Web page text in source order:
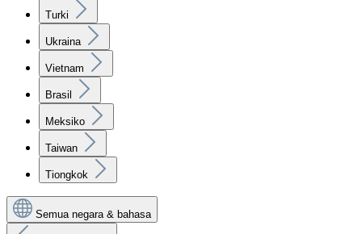
Turki
Ukraina
Vietnam
Brasil
Meksiko
Taiwan
Tiongkok
Semua negara & bahasa